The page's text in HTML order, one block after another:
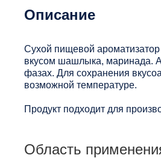
Описание
Сухой пищевой
вкусом шашлыка, маринада.
фазах. Для сохранения
возможной температуре.
Продукт подходит для
Область